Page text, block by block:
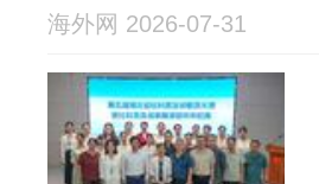
海外网 2026-07-31